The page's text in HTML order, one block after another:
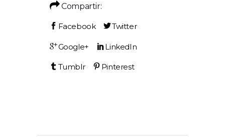
Compartir: